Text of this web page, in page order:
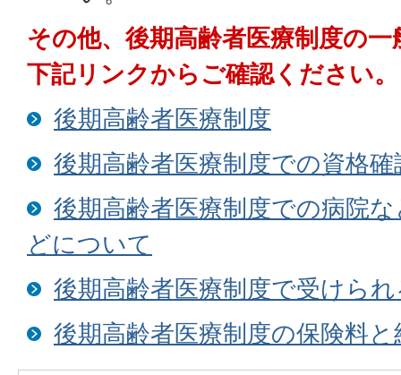
その他、後期高齢者医療制度の
下記リンクからご確認ください。
後期高齢者医療制度
後期高齢者医療制度での資格
後期高齢者医療制度での病院
どについて
後期高齢者医療制度で受けら
後期高齢者医療制度の保険料と